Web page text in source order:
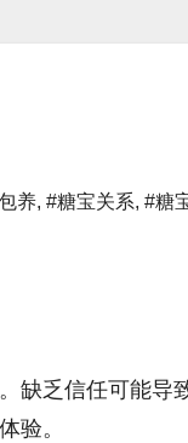
养, #糖宝关系, #糖
缺乏信任可能导
验。